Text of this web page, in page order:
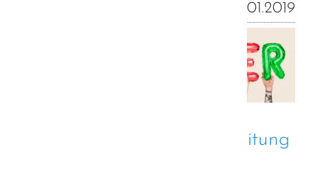
16.01.2019
Partizipation bei der Erarbeitung